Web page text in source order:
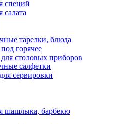
специй
салата
тарелки, блюда
горячее
столовых приборов
салфетки
сервировки
шашлыка, барбекю